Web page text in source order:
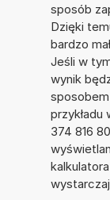
sposób
Dzięki
bardzo
Jeśli w
wynik
przykładu
374 816